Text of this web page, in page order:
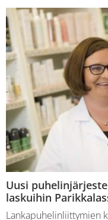
Uusi
laskuihin
Lankapuhelinliittymien